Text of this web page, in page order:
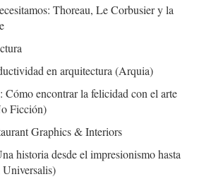
Thoreau, Le Corbusier y la
en arquitectura (Arquia)
Cómo encontrar la felicidad con el arte
Ficción)
Graphics & Interiors
historia desde el impresionismo hasta